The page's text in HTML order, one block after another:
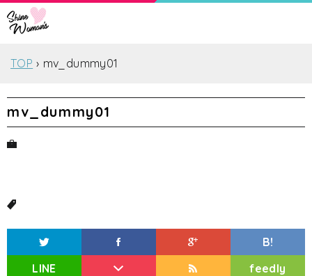
TOP mv_dummy01
mv_dummy01
B!
LINE
feedly